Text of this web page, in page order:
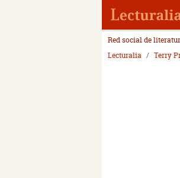
Red social de
Lecturalia
Terry